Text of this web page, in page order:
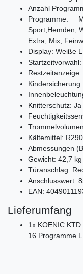
Anzahl
Programme:
Sport,Hemden,
Extra, Mix,
Display: Weiße
Restzeitanzeige:
Knitterschutz: Ja
Kältemittel: R290
Abmessungen
Gewicht: 42,7 kg
Türanschlag:
Anschlusswert:
EAN:
Lieferumfang
1x KOENIC
16 Programme